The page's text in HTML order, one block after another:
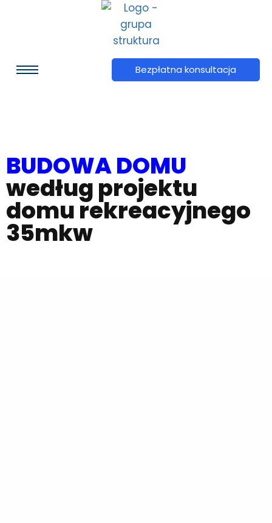
Bezpłatna konsultacja
BUDOWA DOMU
według projektu
domu rekreacyjnego
35mkw